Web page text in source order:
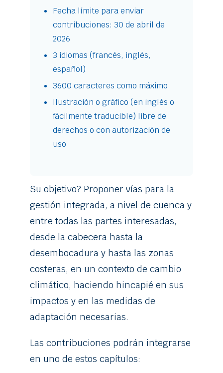
Fecha límite para enviar
contribuciones: 30 de abril de
2026
3 idiomas (francés, inglés,
español)
3600 caracteres como máximo
Ilustración o gráfico (en inglés o
fácilmente traducible) libre de
derechos o con autorización de
uso
Su objetivo? Proponer vías para la
gestión integrada, a nivel de cuenca y
entre todas las partes interesadas,
desde la cabecera hasta la
desembocadura y hasta las zonas
costeras, en un contexto de cambio
climático, haciendo hincapié en sus
impactos y en las medidas de
adaptación necesarias.
Las contribuciones podrán integrarse
en uno de estos capítulos: